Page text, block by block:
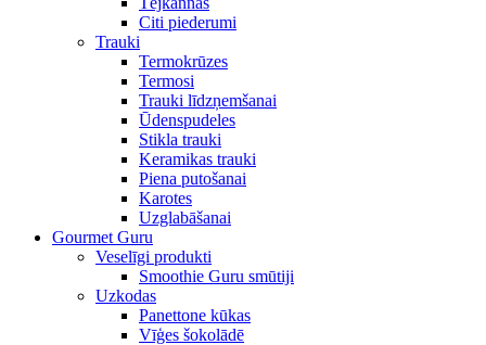
Citi piederumi
Trauki
Termokrūzes
Termosi
Trauki līdzņemšanai
Ūdenspudeles
Stikla trauki
Keramikas trauki
Piena putošanai
Karotes
Uzglabāšanai
Gourmet Guru
Veselīgi produkti
Smoothie Guru smūtiji
Uzkodas
Panettone kūkas
Vīģes šokolādē